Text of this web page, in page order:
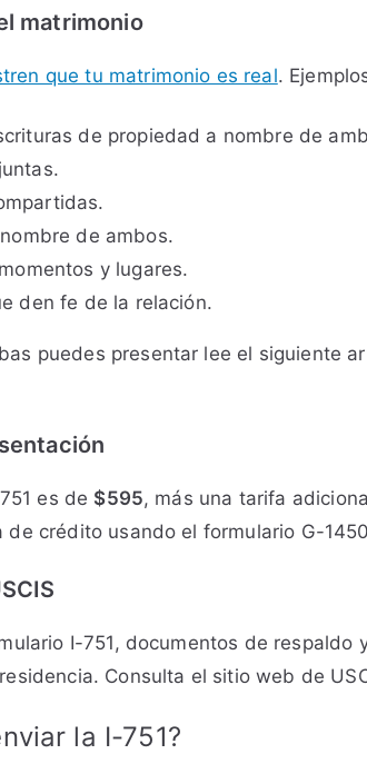
matrimonio
que tu matrimonio es real.
de propiedad a nombre de
de ambos.
y lugares.
den fe de la relación.
puedes presentar lee el siguiente
es de $595, más una tarifa
de crédito usando el formulario G-
I-751, documentos de
Consulta el sitio web de
la I-751?